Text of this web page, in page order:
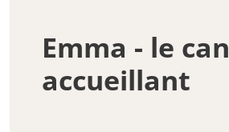
Emma - le
accueillant